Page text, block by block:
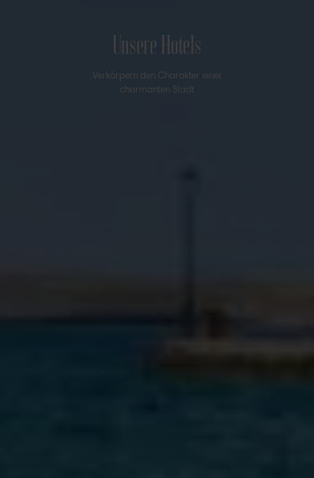
Unsere Hotels
Verkörpern den Charakter einer
charmanten Stadt